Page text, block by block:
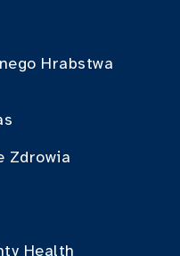
Hrabstwa
Zdrowia
Health